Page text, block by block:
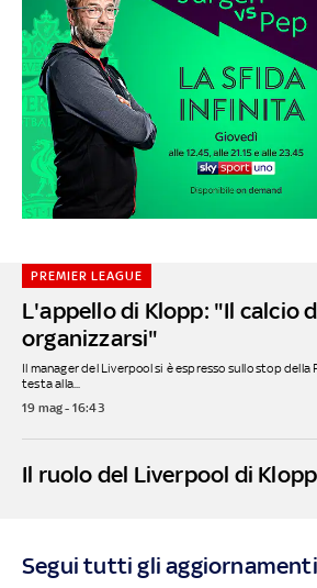
L'appello di Klopp: "Il calcio
organizzarsi"
PREMIER LEAGUE
Il manager del Liverpool si è espresso sullo stop della
testa alla...
19 mag - 16:43
Il ruolo del Liverpool di
Segui tutti gli